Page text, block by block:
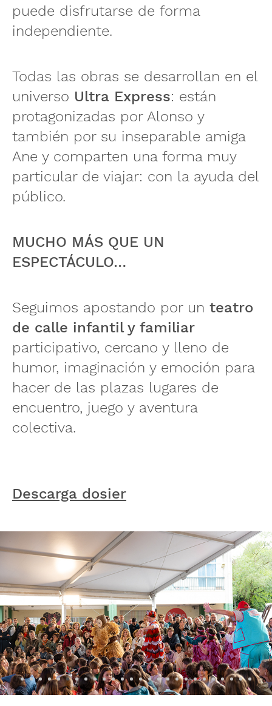
puede disfrutarse de forma
independiente.
Todas las obras se desarrollan en el
universo Ultra Express: están
protagonizadas por Alonso y
también por su inseparable amiga
Ane y comparten una forma muy
particular de viajar: con la ayuda del
público.
MUCHO MÁS QUE UN
ESPECTÁCULO…
Seguimos apostando por un teatro
de calle infantil y familiar
participativo, cercano y lleno de
humor, imaginación y emoción para
hacer de las plazas lugares de
encuentro, juego y aventura
colectiva.
Descarga dosier